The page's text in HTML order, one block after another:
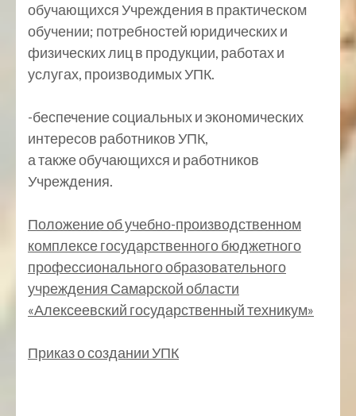
обучающихся Учреждения в практическом
обучении; потребностей юридических и
физических лиц в продукции, работах и
услугах, производимых УПК.
-беспечение социальных и экономических
интересов работников УПК,
а также обучающихся и работников
Учреждения.
Положение об учебно-производственном
комплексе государственного бюджетного
профессионального образовательного
учреждения Самарской области
«Алексеевский государственный техникум»
Приказ о создании УПК